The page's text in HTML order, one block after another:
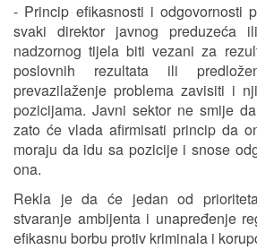
- Princip efikasnosti i odgovornosti
svaki direktor javnog preduzeća
nadzornog tijela biti vezani za
poslovnih rezultata ili
prevazilaženje problema zavisiti i
pozicijama. Javni sektor ne smije
zato će vlada afirmisati princip da
moraju da idu sa pozicije i snose
ona.
Rekla je da će jedan od
stvaranje ambijenta i unapređenje
efikasnu borbu protiv kriminala i